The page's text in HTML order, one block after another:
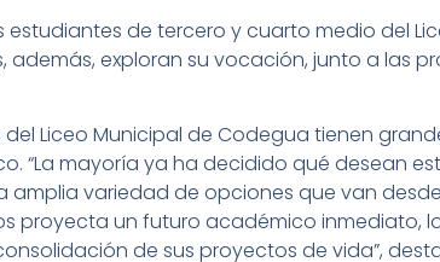
estudiantes de tercero y cuarto medio del
además, exploran su vocación, junto a las
Liceo Municipal de Codegua tienen
“La mayoría ya ha decidido qué desean
amplia variedad de opciones que van
proyecta un futuro académico inmediato,
de sus proyectos de vida”,